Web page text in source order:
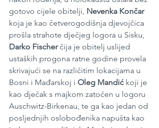
gotovo cijele obitelji, Nevenka Končar
koja je kao četverogodišnja djevojčica
prošla strahote dječjeg logora u Sisku,
Darko Fischer čija je obitelj uslijed
ustaških progona ratne godine provela
skrivajući se na različitim lokacijama u
Bosni i Mađarskoj i Oleg Mandić koji je
kao dječak s majkom zatočen u logoru
Auschwitz-Birkenau, te ga kao jedan od
posljednjih oslobođenika napušta kao